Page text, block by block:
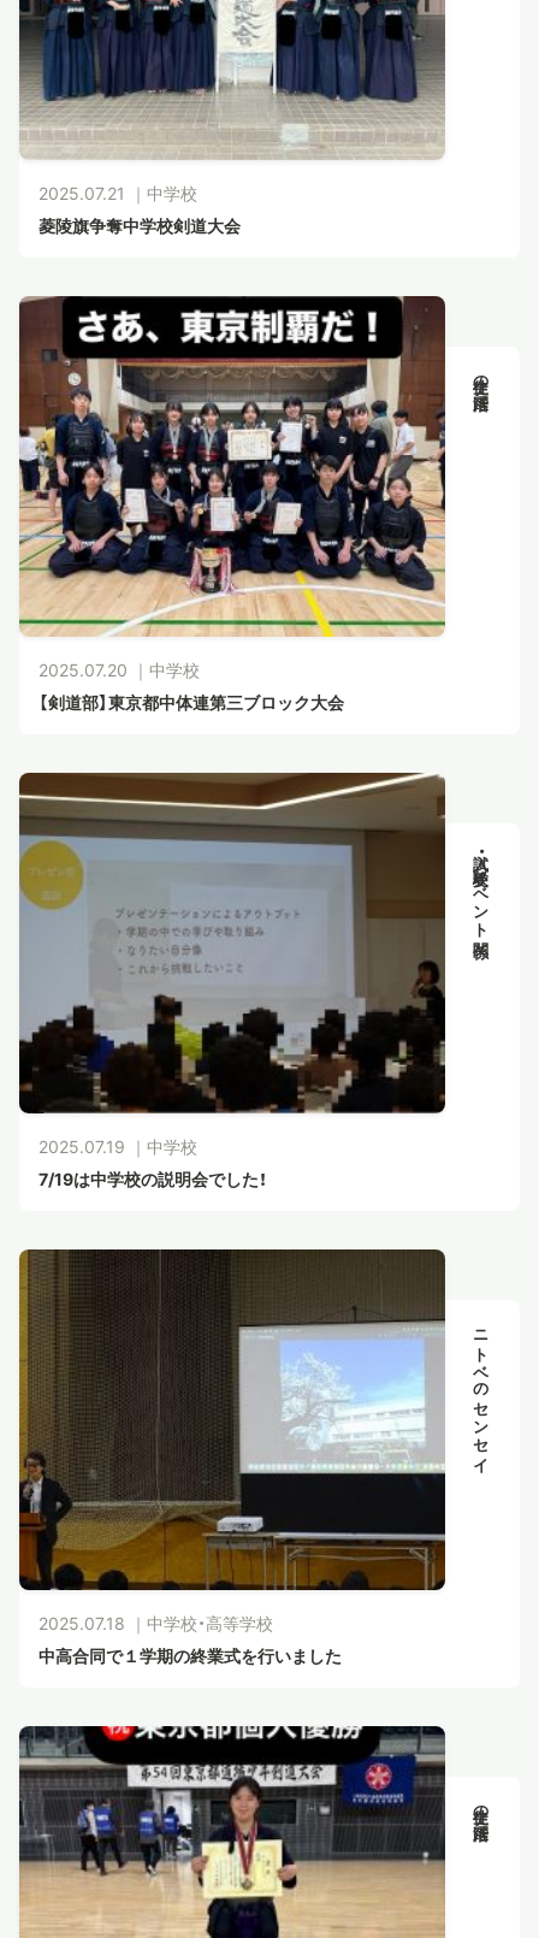
2025.07.21 ｜ 中学校
菱陵旗争奪中学校剣道大会
生徒の活躍
2025.07.20 ｜ 中学校
【剣道部】東京都中体連第三ブロック大会
入試・受験イベント関係
2025.07.19 ｜ 中学校
7/19は中学校の説明会でした！
ニトベのセンセイ
2025.07.18 ｜ 中学校・高等学校
中高合同で１学期の終業式を行いました
生徒の活躍